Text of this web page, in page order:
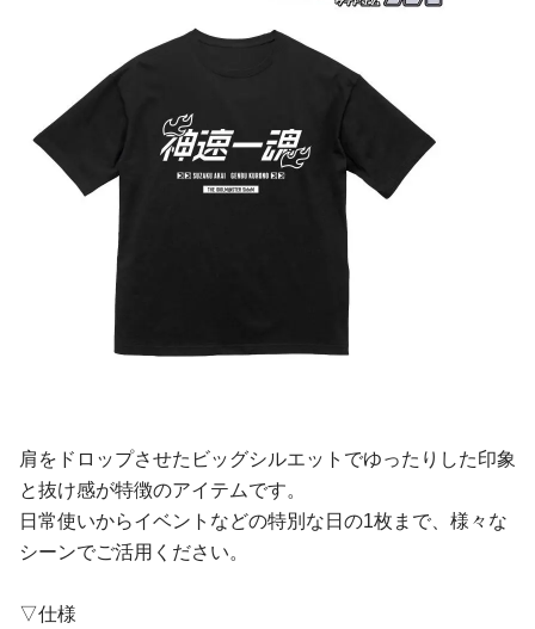
肩をドロップさせたビッグシルエットでゆったりした印象
と抜け感が特徴のアイテムです。
日常使いからイベントなどの特別な日の1枚まで、様々な
シーンでご活用ください。
▽仕様